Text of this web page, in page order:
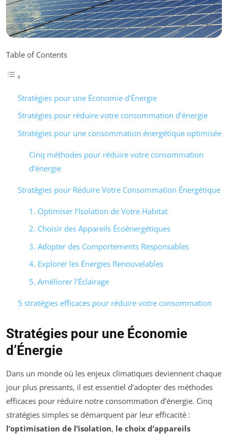
Table of Contents
Stratégies pour une Économie d’Énergie
Stratégies pour réduire votre consommation d’énergie
Stratégies pour une consommation énergétique optimisée
Cinq méthodes pour réduire votre consommation
d’énergie
Stratégies pour Réduire Votre Consommation Énergétique
1. Optimiser l’Isolation de Votre Habitat
2. Choisir des Appareils Écoénergétiques
3. Adopter des Comportements Responsables
4. Explorer les Énergies Renouvelables
5. Améliorer l’Éclairage
5 stratégies efficaces pour réduire votre consommation
Stratégies pour une Économie
d’Énergie
Dans un monde où les enjeux climatiques deviennent chaque
jour plus pressants, il est essentiel d’adopter des méthodes
efficaces pour réduire notre consommation d’énergie. Cinq
stratégies simples se démarquent par leur efficacité :
l’optimisation de l’isolation, le choix d’appareils